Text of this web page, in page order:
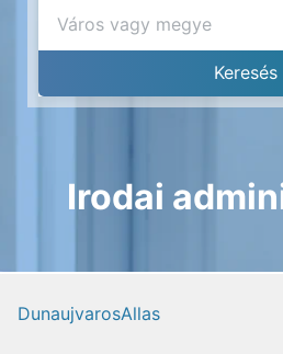
Irodai
DunaujvarosAllas